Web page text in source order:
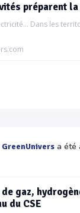
préparent
Dans les
GreenUnivers a été
gaz,
du CSE